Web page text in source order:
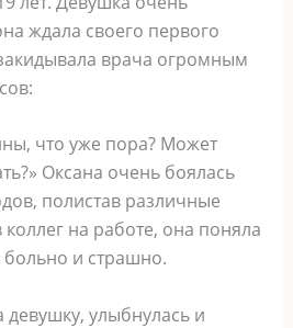
ждала своего первого
врача огромным
что уже пора? Может
Оксана очень боялась
полистав различные
на работе, она поняла
и страшно.
улыбнулась и